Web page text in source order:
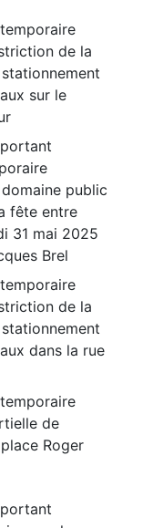
de la
sur le
public
fête entre
31 mai 2025
Brel
de la
dans la rue
de
Roger